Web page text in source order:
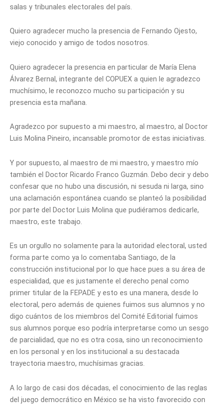
salas y tribunales electorales del país.
Quiero agradecer mucho la presencia de Fernando Ojesto,
viejo conocido y amigo de todos nosotros.
Quiero agradecer la presencia en particular de María Elena
Álvarez Bernal, integrante del COPUEX a quien le agradezco
muchísimo, le reconozco mucho su participación y su
presencia esta mañana.
Agradezco por supuesto a mi maestro, al maestro, al Doctor
Luis Molina Pineiro, incansable promotor de estas iniciativas.
Y por supuesto, al maestro de mi maestro, y maestro mío
también el Doctor Ricardo Franco Guzmán. Debo decir y debo
confesar que no hubo una discusión, ni sesuda ni larga, sino
una aclamación espontánea cuando se planteó la posibilidad
por parte del Doctor Luis Molina que pudiéramos dedicarle,
maestro, este trabajo.
Es un orgullo no solamente para la autoridad electoral, usted
forma parte como ya lo comentaba Santiago, de la
construcción institucional por lo que hace pues a su área de
especialidad, que es justamente el derecho penal como
primer titular de la FEPADE y esto es una manera, desde lo
electoral, pero además de quienes fuimos sus alumnos y no
digo cuántos de los miembros del Comité Editorial fuimos
sus alumnos porque eso podría interpretarse como un sesgo
de parcialidad, que no es otra cosa, sino un reconocimiento
en los personal y en los institucional a su destacada
trayectoria maestro, muchísimas gracias.
A lo largo de casi dos décadas, el conocimiento de las reglas
del juego democrático en México se ha visto favorecido con